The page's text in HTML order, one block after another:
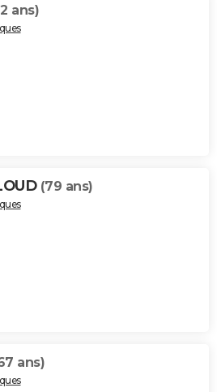
ans)
(79 ans)
ans)